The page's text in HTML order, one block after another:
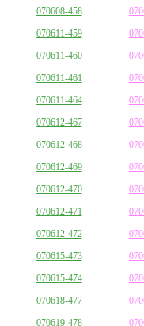
070608-458
070611-459
070611-460
070611-461
070611-464
070612-467
070612-468
070612-469
070612-470
070612-471
070612-472
070615-473
070615-474
070618-477
070619-478